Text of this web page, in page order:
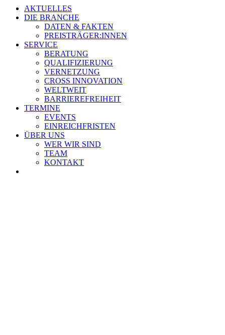
AKTUELLES
DIE BRANCHE
DATEN & FAKTEN
PREISTRÄGER:INNEN
SERVICE
BERATUNG
QUALIFIZIERUNG
VERNETZUNG
CROSS INNOVATION
WELTWEIT
BARRIEREFREIHEIT
TERMINE
EVENTS
EINREICHFRISTEN
ÜBER UNS
WER WIR SIND
TEAM
KONTAKT